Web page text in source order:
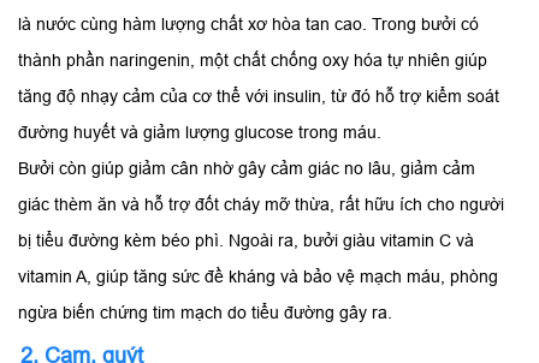
là nước cùng hàm lượng chất xơ hòa tan cao. Trong bưởi có
thành phần naringenin, một chất chống oxy hóa tự nhiên giúp
tăng độ nhạy cảm của cơ thể với insulin, từ đó hỗ trợ kiểm soát
đường huyết và giảm lượng glucose trong máu.
Bưởi còn giúp giảm cân nhờ gây cảm giác no lâu, giảm cảm
giác thèm ăn và hỗ trợ đốt cháy mỡ thừa, rất hữu ích cho người
bị tiểu đường kèm béo phì. Ngoài ra, bưởi giàu vitamin C và
vitamin A, giúp tăng sức đề kháng và bảo vệ mạch máu, phòng
ngừa biến chứng tim mạch do tiểu đường gây ra.
2. Cam, quýt